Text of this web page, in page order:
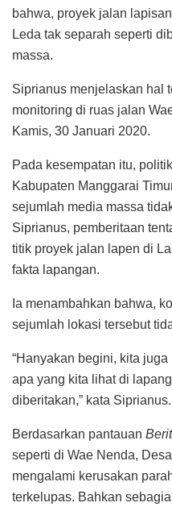
bahwa, proyek jalan
Leda tak separah seperti
massa.
Siprianus menjelaskan hal
monitoring di ruas jalan
Kamis, 30 Januari 2020.
Pada kesempatan itu,
Kabupaten Manggarai
sejumlah media massa
Siprianus, pemberitaan
titik proyek jalan lapen di
fakta lapangan.
Ia menambahkan bahwa,
sejumlah lokasi tersebut
“Hanyakan begini, kita
apa yang kita lihat di
diberitakan,” kata Siprianus.
Berdasarkan pantauan
seperti di Wae Nenda,
mengalami kerusakan
terkelupas. Bahkan